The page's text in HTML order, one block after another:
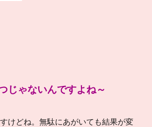
じゃないんですよね～
けどね。無駄にあがいても結果が変